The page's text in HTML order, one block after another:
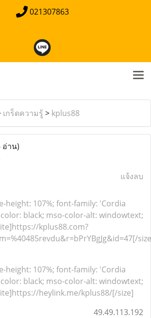
021307863
เกร็ดความรู้ > kplus88
อ่าน)
แจ้งลบ
height: 107%; font-family: 'Cordia
black; mso-color-alt: windowtext;
kplus88.com?
height: 107%; font-family: 'Cordia
black; mso-color-alt: windowtext;
heylink.me/kplus88/[/size]
49.49.113.192